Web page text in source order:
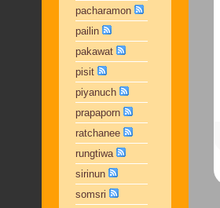
pacharamon
pailin
pakawat
pisit
piyanuch
prapaporn
ratchanee
rungtiwa
sirinun
somsri